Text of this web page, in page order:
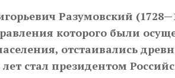
Разумовский
которого были
отстаивались
лет стал президентом